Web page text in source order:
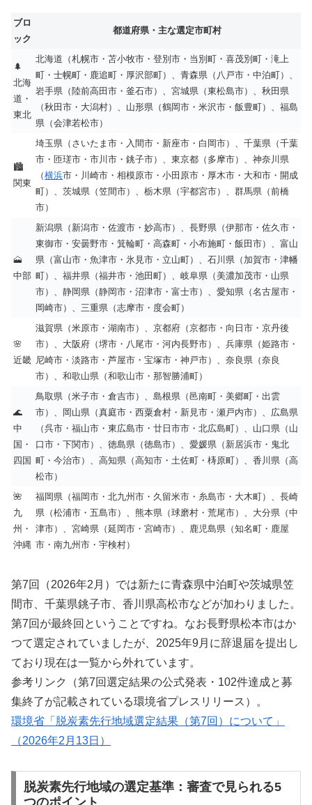
ブロ
ック
都道府県・主な選定市町村
🌲
北海
道・
東北
北海道（札幌市・苫小牧市・登別市・当別町・喜茂別町・滝上
町・士幌町・鹿追町・厚沢部町）、青森県（八戸市・中泊町）、
岩手県（陸前高田市・釜石市）、宮城県（東松島市）、秋田県
（秋田市・大潟村）、山形県（鶴岡市・米沢市・飯豊町）、福島
県（会津若松市）
🏙️
関東
埼玉県（さいたま市・入間市・新座市・白岡市）、千葉県（千葉
市・匝瑳市・市川市・銚子市）、東京都（多摩市）、神奈川県
（横浜市・川崎市・相模原市・小田原市・厚木市・大和市・開成
町）、茨城県（笠間市）、栃木県（宇都宮市）、群馬県（前橋
市）
🗻
中部
新潟県（新潟市・佐渡市・妙高市）、長野県（伊那市・佐久市・
東御市・安曇野市・箕輪町・高森町・小布施町・飯田市）、富山
県（富山市・魚津市・氷見市・立山町）、石川県（加賀市・津幡
町）、福井県（福井市・池田町）、岐阜県（美濃加茂市・山県
市）、静岡県（静岡市・沼津市・富士市）、愛知県（名古屋市・
岡崎市）、三重県（志摩市・度会町）
🌸
近畿
滋賀県（米原市・湖南市）、京都府（京都市・向日市・京丹後
市）、大阪府（堺市・八尾市・河内長野市）、兵庫県（姫路市・
尼崎市・淡路市・芦屋市・宝塚市・神戸市）、奈良県（奈良
市）、和歌山県（和歌山市・那智勝浦町）
🌊
中
国・
四国
鳥取県（米子市・倉吉市）、島根県（邑南町・美郷町・出雲
市）、岡山県（真庭市・西粟倉村・新見市・瀬戸内市）、広島県
（呉市・福山市・東広島市・廿日市市・北広島町）、山口県（山
口市・下関市）、徳島県（徳島市）、愛媛県（新居浜市・鬼北
町・今治市）、高知県（高知市・土佐町・梼原町）、香川県（高
松市）
🌺
九
州・
沖縄
福岡県（福岡市・北九州市・久留米市・糸島市・大木町）、長崎
県（松浦市・五島市）、熊本県（球磨村・荒尾市）、大分県（中
津市）、宮崎県（延岡市・宮崎市）、鹿児島県（知名町・鹿屋
市・南九州市・宇検村）
第7回（2026年2月）では新たに青森県中泊町や茨城県笠
間市、千葉県銚子市、香川県高松市などが加わりました。
第7回が最終回ということですね。なお長野県松本市はか
つて選定されていましたが、2025年9月に辞退届を提出し
ており現在は一覧から外れています。
参考リンク（第7回選定結果の公式発表・102件達成と募
集終了が記載されている環境省プレスリリース）。
環境省「脱炭素先行地域選定結果（第7回）について」
（2026年2月13日）
脱炭素先行地域の選定基準：審査で見られる5
つのポイント